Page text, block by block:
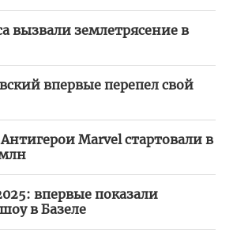
вызвали землетрясение в
впервые перепел свой
Marvel стартовали в
впервые показали
в Базеле